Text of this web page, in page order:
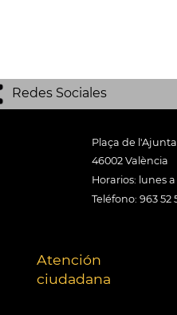
Redes Sociales
Plaça de
46002 València
Horarios: lunes
Teléfono: 963 52
Atención
ciudadana